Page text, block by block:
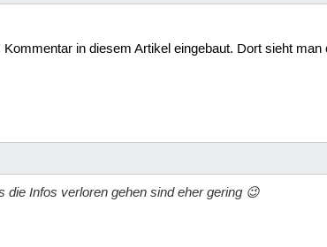
in diesem Artikel eingebaut. Dort sieht
Infos verloren gehen sind eher gering 😉